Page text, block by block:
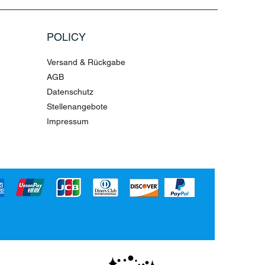
POLICY
Versand & Rückgabe
AGB
Datenschutz
Stellenangebote
Impressum